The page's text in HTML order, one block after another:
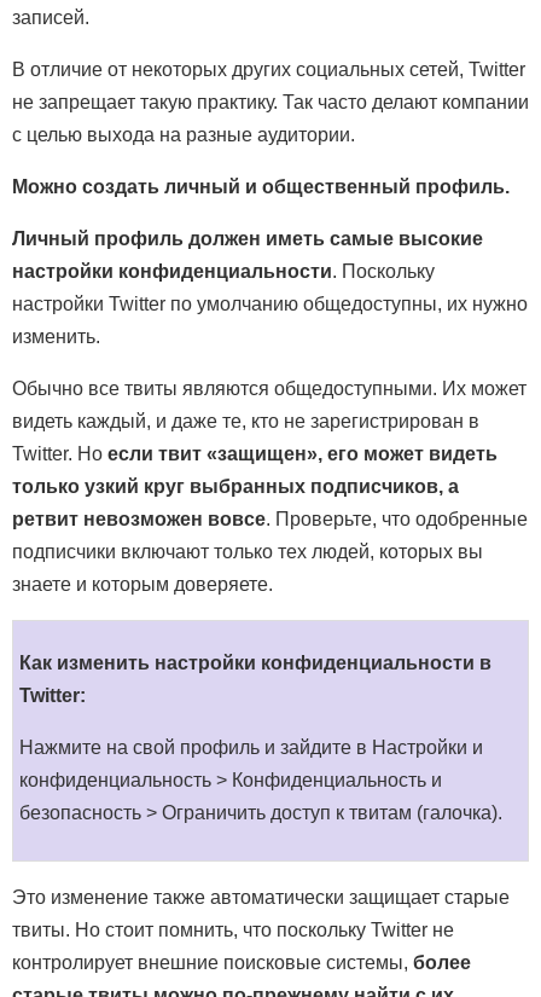
записей.
В отличие от некоторых других социальных сетей, Twitter
не запрещает такую практику. Так часто делают компании
с целью выхода на разные аудитории.
Можно создать личный и общественный профиль.
Личный профиль должен иметь самые высокие
настройки конфиденциальности. Поскольку
настройки Twitter по умолчанию общедоступны, их нужно
изменить.
Обычно все твиты являются общедоступными. Их может
видеть каждый, и даже те, кто не зарегистрирован в
Twitter. Но если твит «защищен», его может видеть
только узкий круг выбранных подписчиков, а
ретвит невозможен вовсе. Проверьте, что одобренные
подписчики включают только тех людей, которых вы
знаете и которым доверяете.
Как изменить настройки конфиденциальности в
Twitter:
Нажмите на свой профиль и зайдите в Настройки и
конфиденциальность > Конфиденциальность и
безопасность > Ограничить доступ к твитам (галочка).
Это изменение также автоматически защищает старые
твиты. Но стоит помнить, что поскольку Twitter не
контролирует внешние поисковые системы, более